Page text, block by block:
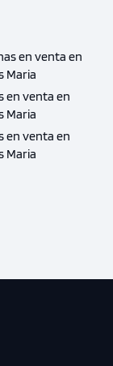
en venta en
Maria
en venta en
Maria
en venta en
Maria